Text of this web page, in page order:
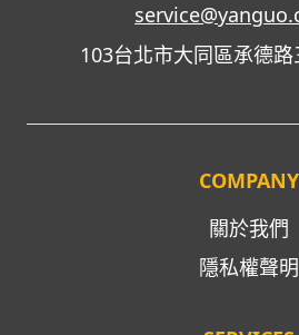
103台北市大同區承德
COMPANY
關於我們
隱私權聲明